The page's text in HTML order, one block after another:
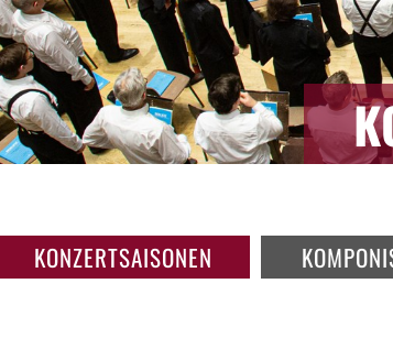
KONZERTSAISONEN